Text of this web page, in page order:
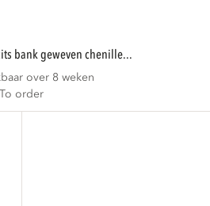
bank geweven chenille...
over 8 weken
To order